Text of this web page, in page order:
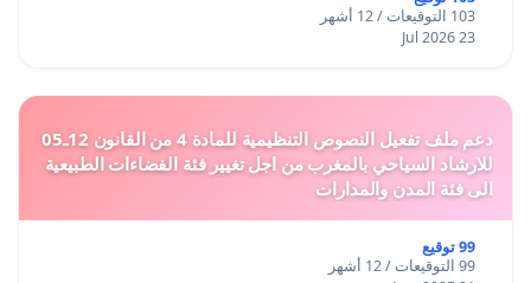
103 التوقيعات / 12 أشهر
23 Jul 2026
دعم ملف تفعيل النصوص التنظيمية للمادة 4 من القانون 12ـ05
للارشاد السياحي بالمغرب من اجل تغيير فئة الفضاءات الطبيعية
الى فئة المدن والمدارات
99 توقيع
99 التوقيعات / 12 أشهر